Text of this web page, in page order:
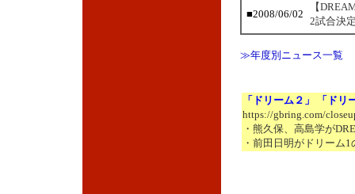
■2008/06/02
【
2試合決
≫年度別ニュース一覧
「ドリーム２」 「ドリ
https://gbring.com/
・熊久保、高島学が
・前田日明がドリーム